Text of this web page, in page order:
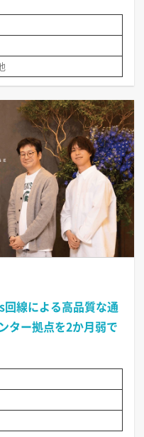
線による高品質な通
ター拠点を2か月弱で